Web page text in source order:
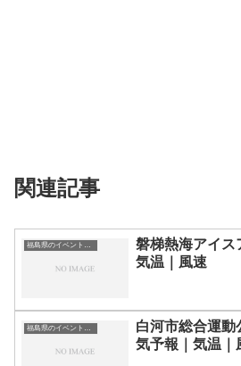
関連記事
福島県のイベント会場一覧
磐梯熱海アイス
気温｜風速
福島県のイベント会場一覧
白河市総合運動
気予報｜気温｜